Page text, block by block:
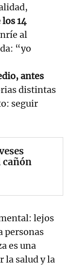
los 14
al
“yo
antes
distintas
seguir
cañón
lejos
personas
es una
la salud y la